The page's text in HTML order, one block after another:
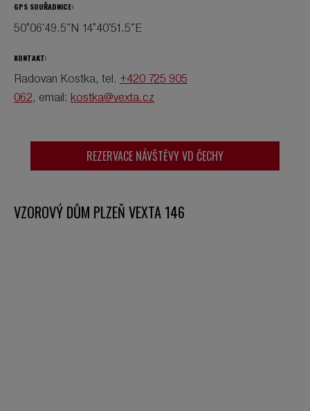
GPS SOUŘADNICE:
50°06'49.5"N 14°40'51.5"E
KONTAKT:
Radovan Kostka, tel. +420 725 905
062 , email: kostka@vexta.cz
REZERVACE NÁVŠTĚVY VD ČECHY
VZOROVÝ DŮM PLZEŇ VEXTA 146